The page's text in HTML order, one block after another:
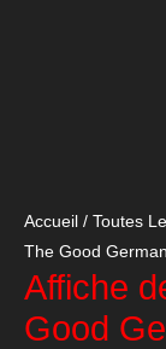
Accueil / Toutes
The Good
Affiche
Good